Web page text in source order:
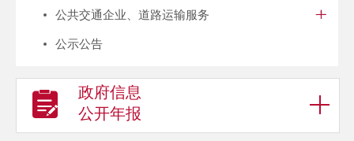
公共交通企业、道路运输服务
公示公告
政府信息
公开年报